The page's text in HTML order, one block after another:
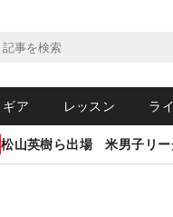
ギア レッスン ラ
松山英樹ら出場 米男子リー